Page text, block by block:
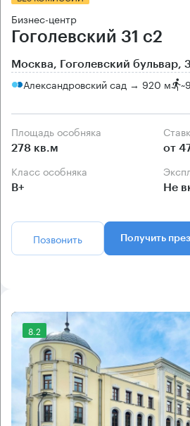
Бизнес-центр
Гоголевский 31 с2
Москва, Гоголевский бульвар,
Александровский сад → 920 м ~
Площадь особняка
278 кв.м от
Класс особняка
B+ Не
Позвонить Получить
8.2